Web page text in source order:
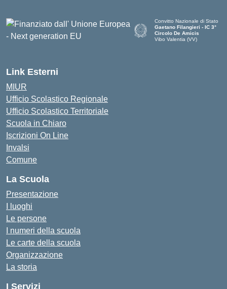
Convitto Nazionale di Stato
Gaetano Filangieri - IC 3°
Circolo De Amicis
Vibo Valentia (VV)
Link Esterni
MIUR
Ufficio Scolastico Regionale
Ufficio Scolastico Territoriale
Scuola in Chiaro
Iscrizioni On Line
Invalsi
Comune
La Scuola
Presentazione
I luoghi
Le persone
I numeri della scuola
Le carte della scuola
Organizzazione
La storia
I Servizi